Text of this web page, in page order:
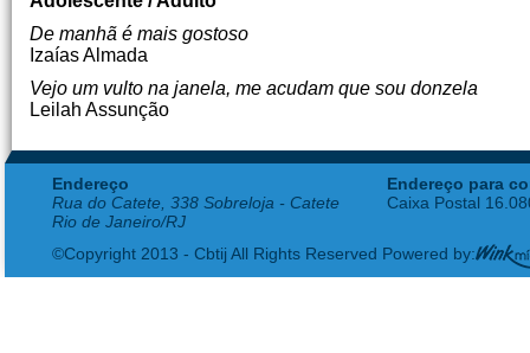
De manhã é mais gostoso
Izaías Almada
Vejo um vulto na janela, me acudam que sou donzela
Leilah Assunção
Endereço
Rua do Catete, 338 Sobreloja - Catete
Rio de Janeiro/RJ
Endereço para
Caixa Postal
©Copyright 2013 - Cbtij All Rights Reserved Powered by: